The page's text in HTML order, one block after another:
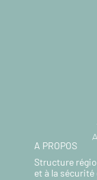
A PROPOS
Structure
et à la